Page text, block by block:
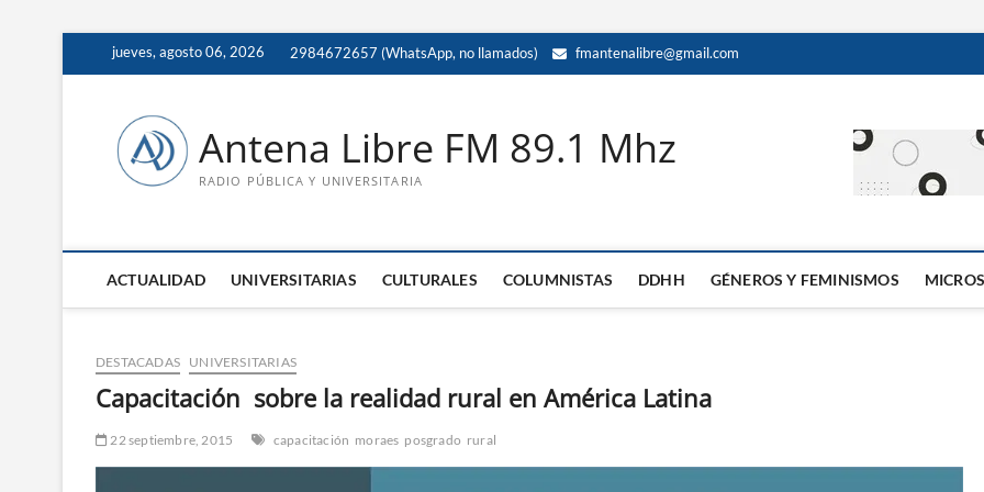
jueves, agosto 06, 2026 2984672657 (WhatsApp, no llamados) fmantenalibre@gmail.com
Antena Libre FM 89.1 Mhz
RADIO PÚBLICA Y UNIVERSITARIA
ACTUALIDAD UNIVERSITARIAS CULTURALES COLUMNISTAS DDHH GÉNEROS Y FEMINISMOS MICROS
DESTACADAS UNIVERSITARIAS
Capacitación sobre la realidad rural en América Latina
22 septiembre, 2015 capacitación moraes posgrado rural